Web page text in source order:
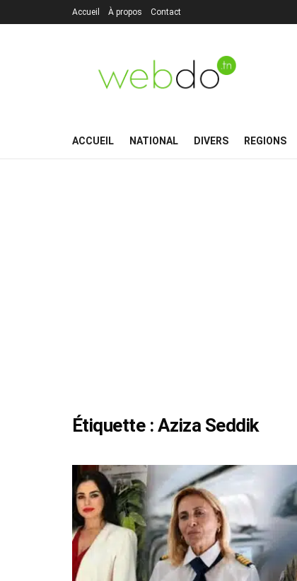
Accueil À propos Contact
ACCUEIL NATIONAL DIVERS REGIONS
Étiquette : Aziza Seddik